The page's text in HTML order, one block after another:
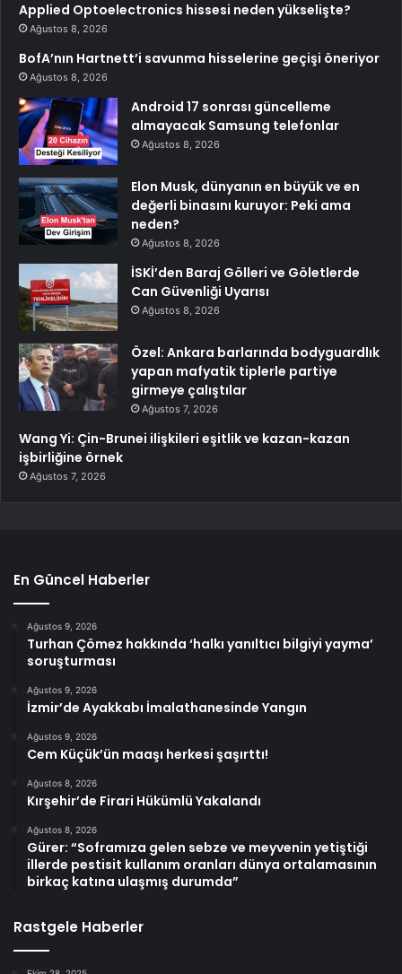
Applied Optoelectronics hissesi neden yükselişte?
Ağustos 8, 2026
BofA’nın Hartnett’i savunma hisselerine geçişi öneriyor
Ağustos 8, 2026
Android 17 sonrası güncelleme
almayacak Samsung telefonlar
Ağustos 8, 2026
Elon Musk, dünyanın en büyük ve en
değerli binasını kuruyor: Peki ama
neden?
Ağustos 8, 2026
İSKİ’den Baraj Gölleri ve Göletlerde
Can Güvenliği Uyarısı
Ağustos 8, 2026
Özel: Ankara barlarında bodyguardlık
yapan mafyatik tiplerle partiye
girmeye çalıştılar
Ağustos 7, 2026
Wang Yi: Çin-Brunei ilişkileri eşitlik ve kazan-kazan
işbirliğine örnek
Ağustos 7, 2026
En Güncel Haberler
Ağustos 9, 2026
Turhan Çömez hakkında ‘halkı yanıltıcı bilgiyi yayma’
soruşturması
Ağustos 9, 2026
İzmir’de Ayakkabı İmalathanesinde Yangın
Ağustos 9, 2026
Cem Küçük’ün maaşı herkesi şaşırttı!
Ağustos 8, 2026
Kırşehir’de Firari Hükümlü Yakalandı
Ağustos 8, 2026
Gürer: “Soframıza gelen sebze ve meyvenin yetiştiği
illerde pestisit kullanım oranları dünya ortalamasının
birkaç katına ulaşmış durumda”
Rastgele Haberler